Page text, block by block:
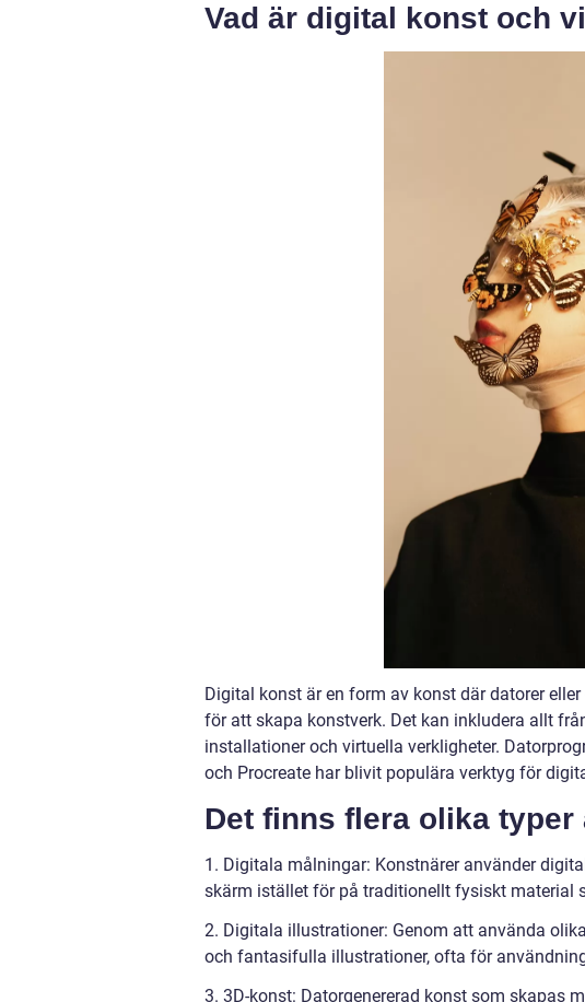
Vad är digital konst och
Digital konst är en form av konst där datorer
för att skapa konstverk. Det kan inkludera allt
installationer och virtuella verkligheter.
och Procreate har blivit populära verktyg för
Det finns flera olika
1. Digitala målningar: Konstnärer använder
skärm istället för på traditionellt fysiskt material
2. Digitala illustrationer: Genom att använda
och fantasifulla illustrationer, ofta för
3. 3D-konst: Datorgenererad konst som skapas